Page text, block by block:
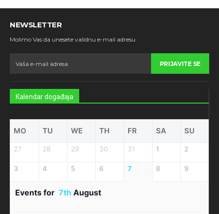
NEWSLETTER
Molimo Vas da unesete validnu e-mail adresu
PRIJAVITE SE
Kalendar događaja
MO TU WE TH FR SA SU
27 28 29 30 31 1 2
3 4 5 6 7 8 9
Events for 7th August